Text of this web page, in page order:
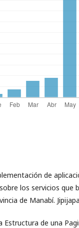
de
los servicios que
de Manabí.
Estructura de una